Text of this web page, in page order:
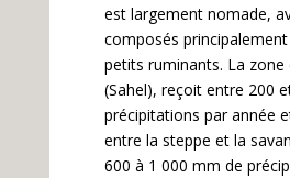
est largement nomade,
composés
petits ruminants. La
(Sahel), reçoit entre 200
précipitations par année
entre la steppe et la
600 à 1 000 mm de